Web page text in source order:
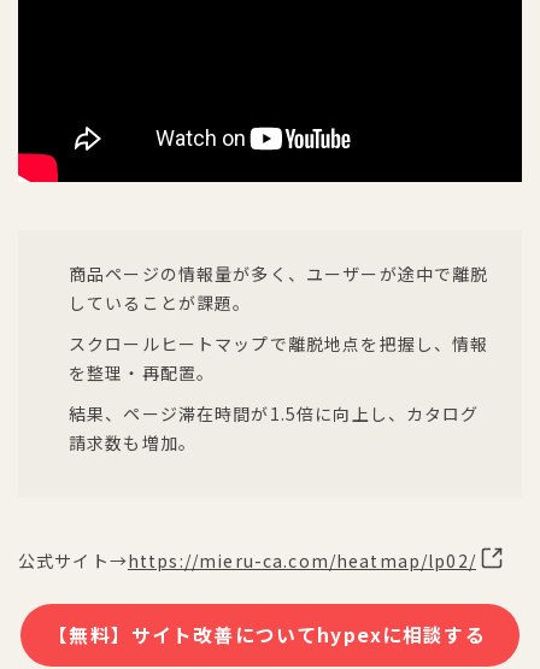
商品ページの情報量が多く、ユーザーが途中で離脱
していることが課題。
スクロールヒートマップで離脱地点を把握し、情報
を整理・再配置。
結果、ページ滞在時間が1.5倍に向上し、カタログ
請求数も増加。
公式サイト→https://mieru-ca.com/heatmap/lp02/
【無料】サイト改善についてhypexに相談する